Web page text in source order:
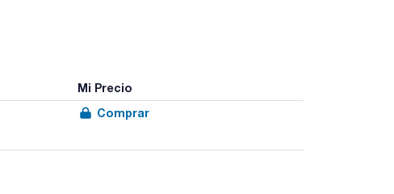
Mi Precio
Comprar